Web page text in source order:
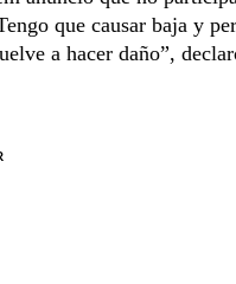
que causar baja y
a hacer daño”,